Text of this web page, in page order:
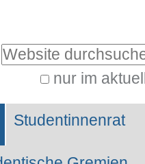
nur im
Studentinnenrat